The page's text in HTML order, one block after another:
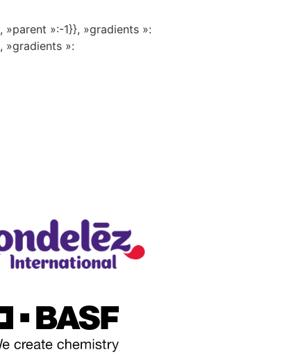
»parent »:-1}}, »gradients »:
»gradients »: